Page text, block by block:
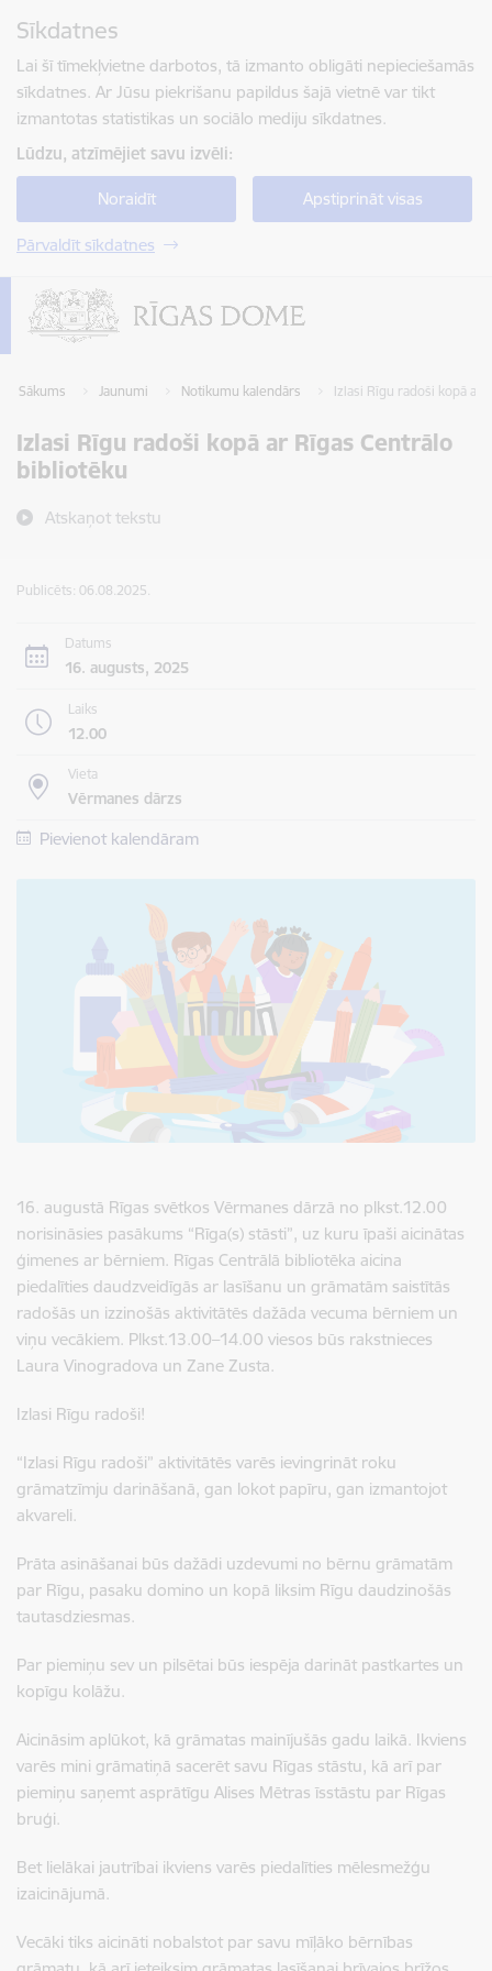
Sīkdatnes
Lai šī tīmekļvietne darbotos, tā izmanto obligāti nepieciešamās
sīkdatnes. Ar Jūsu piekrišanu papildus šajā vietnē var tikt
izmantotas statistikas un sociālo mediju sīkdatnes.
Lūdzu, atzīmējiet savu izvēli:
Noraidīt Apstiprināt visas
Pārvaldīt sīkdatnes
Sākums Jaunumi Notikumu kalendārs Izlasi Rīgu radoši kopā ar
Izlasi Rīgu radoši kopā ar Rīgas Centrālo
bibliotēku
Atskaņot tekstu
Publicēts: 06.08.2025.
Datums
16. augusts, 2025
Laiks
12.00
Vieta
Vērmanes dārzs
Pievienot kalendāram
16. augustā Rīgas svētkos Vērmanes dārzā no plkst.12.00
norisināsies pasākums “Rīga(s) stāsti”, uz kuru īpaši aicinātas
ģimenes ar bērniem. Rīgas Centrālā bibliotēka aicina
piedalīties daudzveidīgās ar lasīšanu un grāmatām saistītās
radošās un izzinošās aktivitātēs dažāda vecuma bērniem un
viņu vecākiem. Plkst.13.00–14.00 viesos būs rakstnieces
Laura Vinogradova un Zane Zusta.
Izlasi Rīgu radoši!
“Izlasi Rīgu radoši” aktivitātēs varēs ievingrināt roku
grāmatzīmju darināšanā, gan lokot papīru, gan izmantojot
akvareli.
Prāta asināšanai būs dažādi uzdevumi no bērnu grāmatām
par Rīgu, pasaku domino un kopā liksim Rīgu daudzinošās
tautasdziesmas.
Par piemiņu sev un pilsētai būs iespēja darināt pastkartes un
kopīgu kolāžu.
Aicināsim aplūkot, kā grāmatas mainījušās gadu laikā. Ikviens
varēs mini grāmatiņā sacerēt savu Rīgas stāstu, kā arī par
piemiņu saņemt asprātīgu Alises Mētras īsstāstu par Rīgas
bruģi.
Bet lielākai jautrībai ikviens varēs piedalīties mēlesmežģu
izaicinājumā.
Vecāki tiks aicināti nobalstot par savu mīļāko bērnības